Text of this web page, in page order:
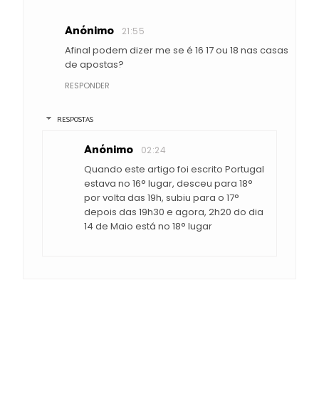
Anónimo 21:55
Afinal podem dizer me se é 16 17 ou 18 nas casas
de apostas?
RESPONDER
RESPOSTAS
Anónimo 02:24
Quando este artigo foi escrito Portugal
estava no 16° lugar, desceu para 18°
por volta das 19h, subiu para o 17°
depois das 19h30 e agora, 2h20 do dia
14 de Maio está no 18° lugar